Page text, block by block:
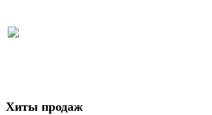
Хиты продаж